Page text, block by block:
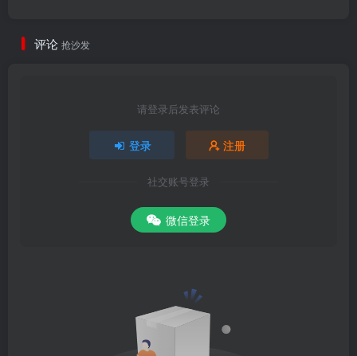
评论 抢沙发
请登录后发表评论
登录 注册
社交账号登录
微信登录